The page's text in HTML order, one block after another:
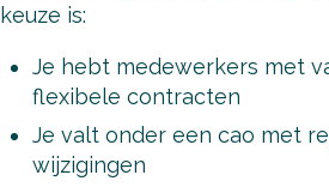
keuze is:
Je hebt medewerkers met
flexibele contracten
Je valt onder een cao met
wijzigingen